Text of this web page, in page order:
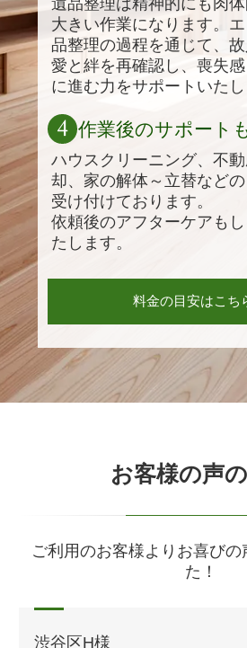
遺品整理は精神的にも肉
大きい作業になります。
品整理の過程を通じて、
愛と絆を再確認し、喪失
に進む力をサポートいたし
作業後のサポート
ハウスクリーニング、不
却、家の解体～立替など
受け付けております。
依頼後のアフターケアも
たします。
4
料金の目安はこち
お客様の声
ご利用のお客様よりお喜び
た！
渋谷区H様